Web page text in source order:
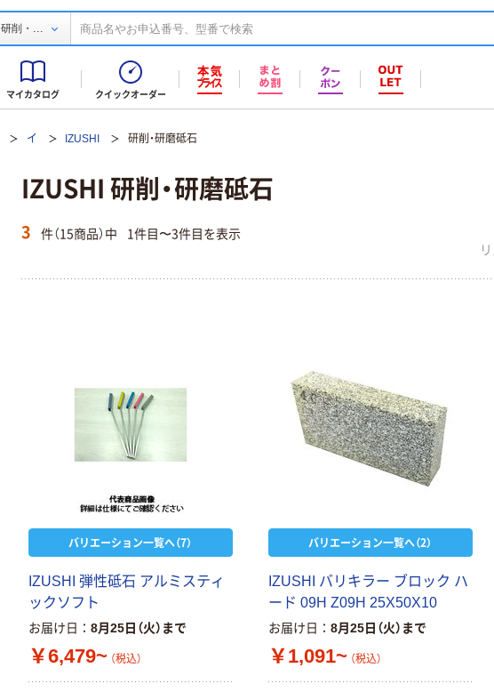
研削・ ...
マイカタログ クイックオーダー
イ IZUSHI 研削・研磨砥石
IZUSHI 研削・研磨砥石
3 件（15商品）中 1件目〜3件目を表示
バリエーション一覧へ（7）
IZUSHI 弾性砥石 アルミスティ
ックソフト
お届け日 8月25日（火）まで
￥6,479~ （税込）
バリエーション一覧へ（2）
IZUSHI バリキラー ブロック ハ
ード 09H Z09H 25X50X10
お届け日 8月25日（火）まで
￥1,091~ （税込）